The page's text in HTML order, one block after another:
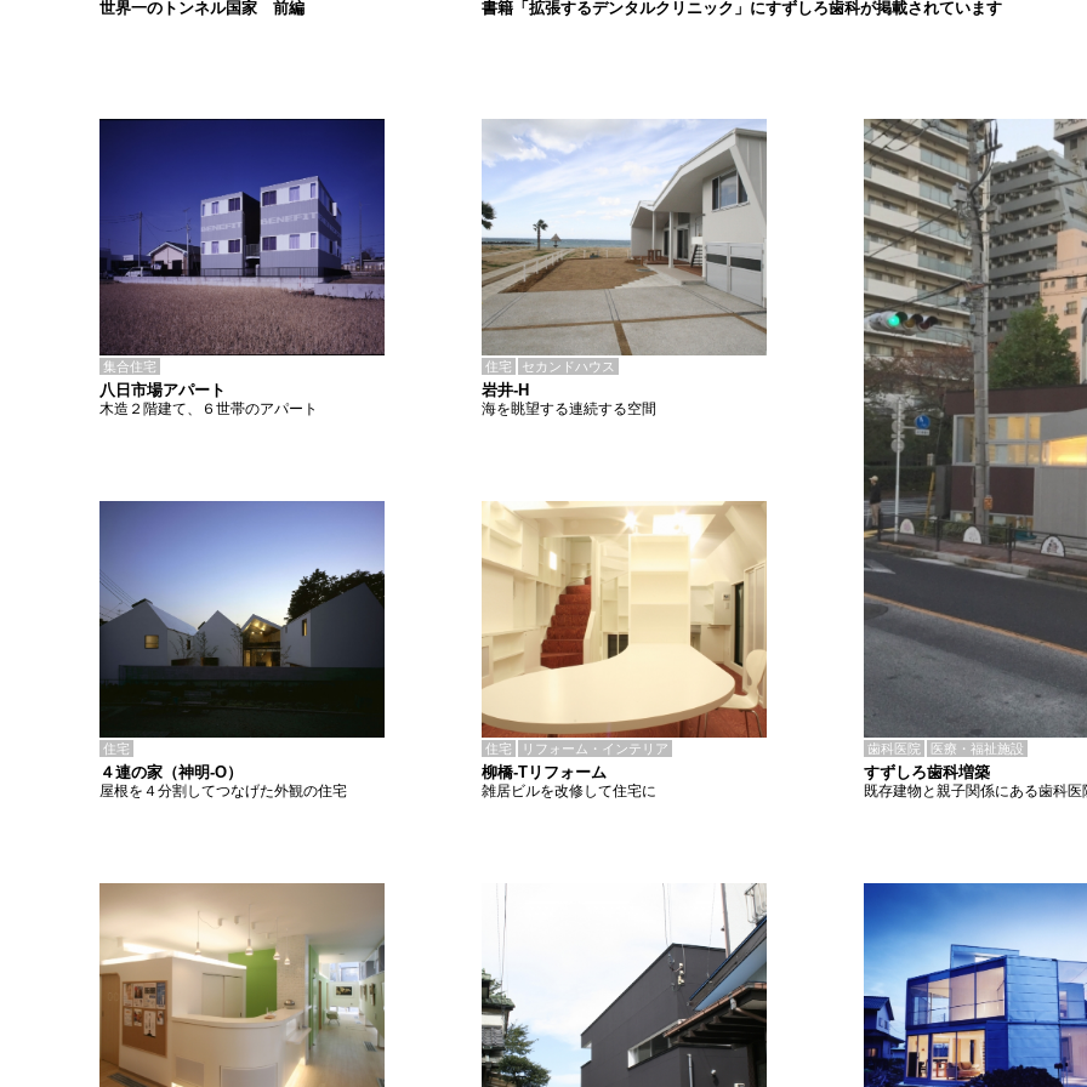
書籍「拡張するデンタルクリニック」にすずしろ歯科が掲載されています
世界一のトンネル国家 前編
集合住宅
八日市場アパート
木造２階建て、６世帯のアパート
住宅 セカンドハウス
岩井-H
海を眺望する連続する空間
住宅
４連の家（神明-O）
屋根を４分割してつなげた外観の住宅
住宅 リフォーム・インテリア
柳橋-Tリフォーム
雑居ビルを改修して住宅に
歯科医院 医療・福祉施設
すずしろ歯科増築
既存建物と親子関係にある歯科医